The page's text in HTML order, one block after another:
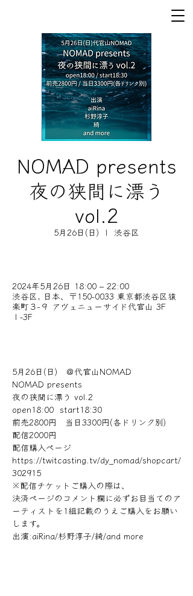
NOMAD presents
夜の狭間に漂う
vol.2
5月26日(日)
  |
渋谷区
2024年5月26日 18:00 – 22:00
渋谷区, 日本、〒150-0033 東京都渋谷区猿
楽町３−９ アヴェニューサイド代官山 3F
Ⅰ-3F
5月26日(日)　＠代官山NOMAD
NOMAD presents
夜の狭間に漂う vol.2
open18:00  start18:30
前売2800円　当日3300円(各ドリンク別)
配信2000円
配信購入ページ
https://twitcasting.tv/dy_nomad/shopcart/
302915
※配信チケットご購入の際は、
決済ページのコメント欄に必ずお目当てのア
ーティストを1組記載のうえご購入をお願い
します。
出演:aiRina/杉野淳子/綺/and more